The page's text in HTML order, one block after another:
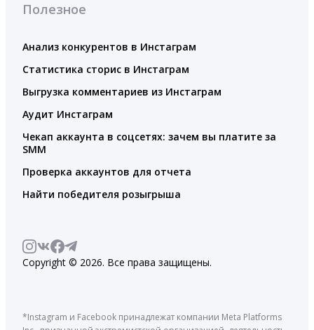
Полезное
Анализ конкурентов в Инстаграм
Статистика сторис в Инстаграм
Выгрузка комментариев из Инстаграм
Аудит Инстаграм
Чекап аккаунта в соцсетях: зачем вы платите за
SMM
Проверка аккаунтов для отчета
Найти победителя розыгрыша
Copyright © 2026. Все права защищены.
*Instagram и Facebook принадлежат компании Meta Platforms